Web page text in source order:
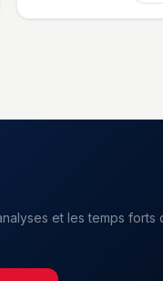
et les temps forts